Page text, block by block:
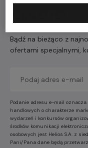
Bądź na bieżąco z
ofertami specjalnymi,
Podanie adresu e-mail
handlowych o charakterze
wydarzeń i konkursów
środków komunikacji
osobowych jest Helios S.A. z
Pani/Pana dane będą